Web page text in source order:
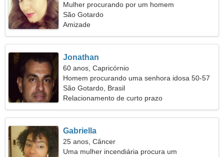
Mulher procurando por um homem
São Gotardo
Amizade
Jonathan
60 anos, Capricórnio
Homem procurando uma senhora idosa 50-57
São Gotardo, Brasil
Relacionamento de curto prazo
Gabriella
25 anos, Câncer
Uma mulher incendiária procura um